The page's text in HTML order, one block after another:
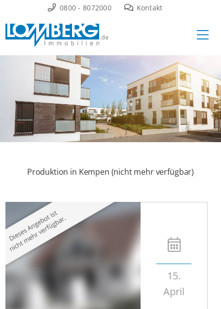
Inhalt
springen
0800 - 8072000 Kontakt
Produktion in Kempen (nicht mehr verfügbar)
15.
April